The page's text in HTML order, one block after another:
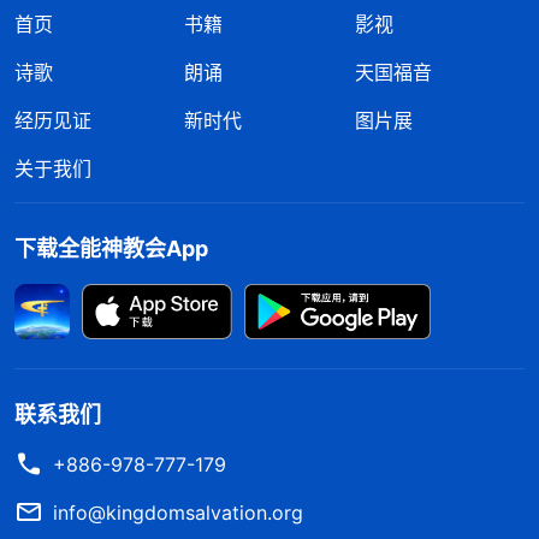
首页 书籍
影视
诗歌
朗诵
天国福音
经历见证
新时代
图片展
关于我们
下载全能神教会App
联系我们
+886-978-777-179
info@kingdomsalvation.org